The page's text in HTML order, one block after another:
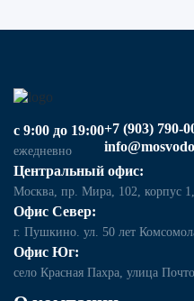
с 9:00 до 19:00
ежедневно
+7 (903) 790-
Центральный офис:
Москва, пр. Мира, 102, корпус
Офис Север:
г. Пушкино. ул. 50 лет
Офис Юг:
село Красная Пахра, улица